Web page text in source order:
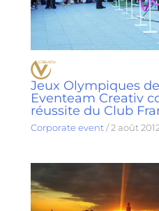
Jeux Olympiques
Eventeam Creativ
réussite du Club
Corporate event /2 août